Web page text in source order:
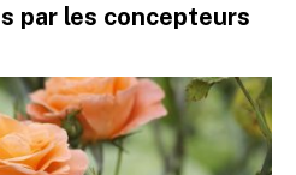
par les concepteurs